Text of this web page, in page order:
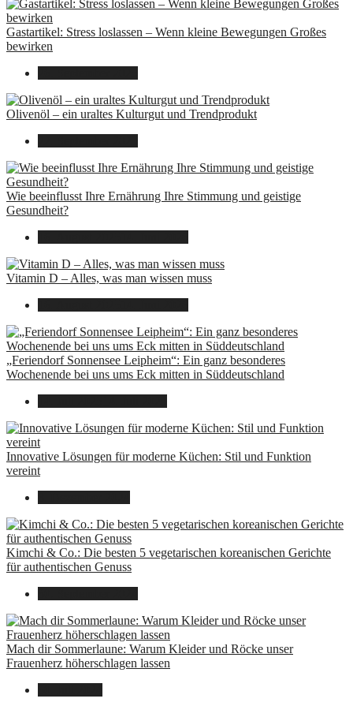
Gastartikel: Stress loslassen – Wenn kleine Bewegungen Großes
bewirken
Olivenöl – ein uraltes Kulturgut und Trendprodukt
Wie beeinflusst Ihre Ernährung Ihre Stimmung und geistige
Gesundheit?
Vitamin D – Alles, was man wissen muss
„Feriendorf Sonnensee Leipheim“: Ein ganz besonderes
Wochenende bei uns ums Eck mitten in Süddeutschland
Innovative Lösungen für moderne Küchen: Stil und Funktion
vereint
Kimchi & Co.: Die besten 5 vegetarischen koreanischen Gerichte
für authentischen Genuss
Mach dir Sommerlaune: Warum Kleider und Röcke unser
Frauenherz höherschlagen lassen